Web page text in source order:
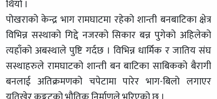
थियो ।
पोखराको केन्द्र भाग रामघाटमा रहेको शान्ती बनबाटिका क्षेत्र
विभिन्न सस्थाको गिद्दे नजरको सिकार बन्न पुगेको अहिलेको
त्यहाँको अबस्थाले पुष्टि गर्दछ । विभिन्न धार्मिक र जातिय संघ
सस्थाहरुले रामघाटको शान्ती बन बाटिका साबिकको बैरागी
बनलाई अतिक्रमणको चपेटामा पारेर भाग-बिलो लगाएर